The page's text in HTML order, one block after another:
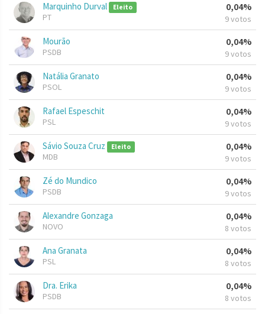
Marquinho Durval Eleito
PT
0,04%
9 votos
Mourão
PSDB
0,04%
9 votos
Natália Granato
PSOL
0,04%
9 votos
Rafael Espeschit
PSL
0,04%
9 votos
Sávio Souza Cruz Eleito
MDB
0,04%
9 votos
Zé do Mundico
PSDB
0,04%
9 votos
Alexandre Gonzaga
NOVO
0,04%
8 votos
Ana Granata
PSL
0,04%
8 votos
Dra. Erika
PSDB
0,04%
8 votos